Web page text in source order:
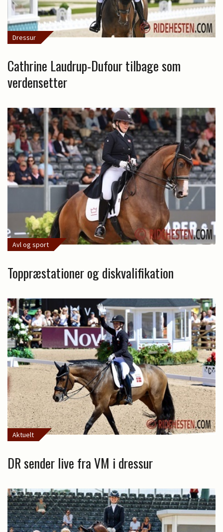
Dressur
Cathrine Laudrup-Dufour tilbage som
verdensetter
Avl og sport
Toppræstationer og diskvalifikation
Aktuelt
DR sender live fra VM i dressur